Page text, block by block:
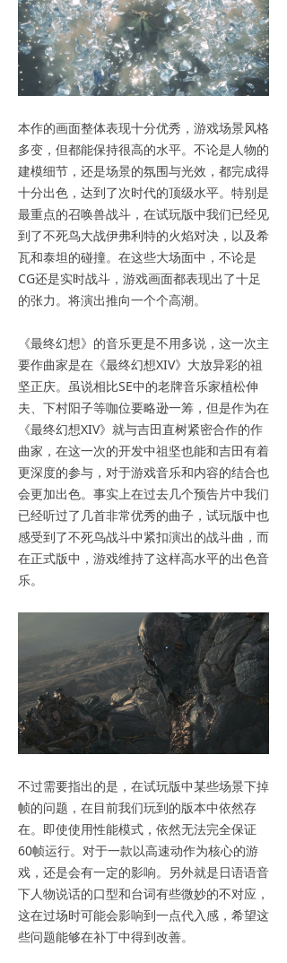
本作的画面整体表现十分优秀，游戏场景风格
多变，但都能保持很高的水平。不论是人物的
建模细节，还是场景的氛围与光效，都完成得
十分出色，达到了次时代的顶级水平。特别是
最重点的召唤兽战斗，在试玩版中我们已经见
到了不死鸟大战伊弗利特的火焰对决，以及希
瓦和泰坦的碰撞。在这些大场面中，不论是
CG还是实时战斗，游戏画面都表现出了十足
的张力。将演出推向一个个高潮。
《最终幻想》的音乐更是不用多说，这一次主
要作曲家是在《最终幻想XIV》大放异彩的祖
坚正庆。虽说相比SE中的老牌音乐家植松伸
夫、下村阳子等咖位要略逊一筹，但是作为在
《最终幻想XIV》就与吉田直树紧密合作的作
曲家，在这一次的开发中祖坚也能和吉田有着
更深度的参与，对于游戏音乐和内容的结合也
会更加出色。事实上在过去几个预告片中我们
已经听过了几首非常优秀的曲子，试玩版中也
感受到了不死鸟战斗中紧扣演出的战斗曲，而
在正式版中，游戏维持了这样高水平的出色音
乐。
不过需要指出的是，在试玩版中某些场景下掉
帧的问题，在目前我们玩到的版本中依然存
在。即使使用性能模式，依然无法完全保证
60帧运行。对于一款以高速动作为核心的游
戏，还是会有一定的影响。另外就是日语语音
下人物说话的口型和台词有些微妙的不对应，
这在过场时可能会影响到一点代入感，希望这
些问题能够在补丁中得到改善。